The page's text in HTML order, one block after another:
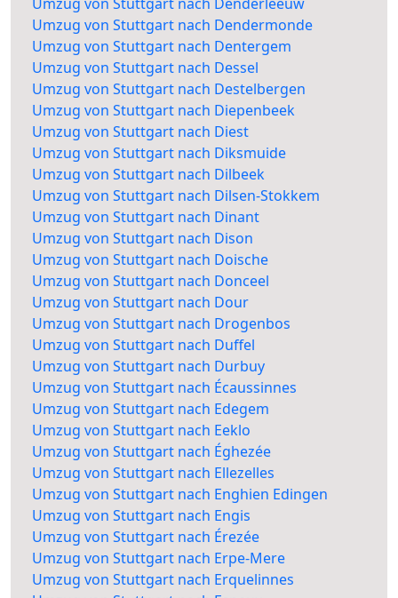
Umzug von Stuttgart nach Dendermonde
Umzug von Stuttgart nach Dentergem
Umzug von Stuttgart nach Dessel
Umzug von Stuttgart nach Destelbergen
Umzug von Stuttgart nach Diepenbeek
Umzug von Stuttgart nach Diest
Umzug von Stuttgart nach Diksmuide
Umzug von Stuttgart nach Dilbeek
Umzug von Stuttgart nach Dilsen-Stokkem
Umzug von Stuttgart nach Dinant
Umzug von Stuttgart nach Dison
Umzug von Stuttgart nach Doische
Umzug von Stuttgart nach Donceel
Umzug von Stuttgart nach Dour
Umzug von Stuttgart nach Drogenbos
Umzug von Stuttgart nach Duffel
Umzug von Stuttgart nach Durbuy
Umzug von Stuttgart nach Écaussinnes
Umzug von Stuttgart nach Edegem
Umzug von Stuttgart nach Eeklo
Umzug von Stuttgart nach Éghezée
Umzug von Stuttgart nach Ellezelles
Umzug von Stuttgart nach Enghien Edingen
Umzug von Stuttgart nach Engis
Umzug von Stuttgart nach Érezée
Umzug von Stuttgart nach Erpe-Mere
Umzug von Stuttgart nach Erquelinnes